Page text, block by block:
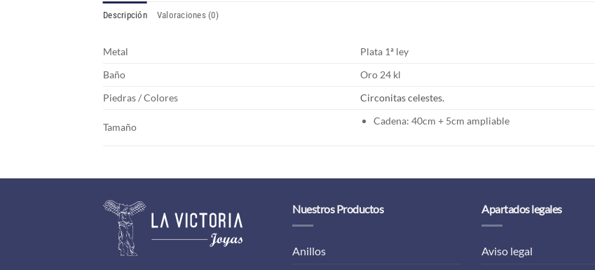
Descripción Valoraciones (0)
Metal
Plata 1ª ley
Baño
Oro 24 kl
Piedras / Colores
Circonitas celestes.
Tamaño
Cadena: 40cm + 5cm ampliable
Nuestros Productos
Anillos
Apartados legales
Aviso legal